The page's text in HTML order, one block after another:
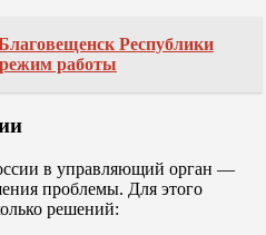
Республики
работы
в управляющий орган —
проблемы. Для этого
решений: